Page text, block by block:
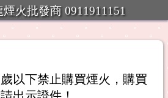
火批發商 0911911151
以下禁止購買煙火，購買